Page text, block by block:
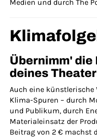
Medien und durch The
Übernimm'
deines
Auch eine
Klima-Spuren – durch
und Publikum, durch
Materialeinsatz der
Beitrag von 2 € machst